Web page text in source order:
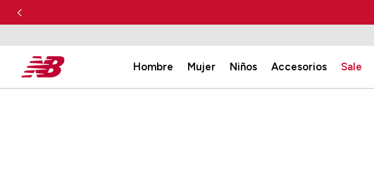
Hombre Mujer Niños Accesorios Sale